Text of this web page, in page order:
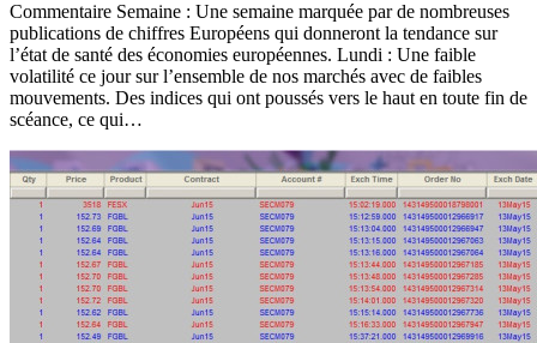
Commentaire Semaine : Une semaine marquée par de nombreuses
publications de chiffres Européens qui donneront la tendance sur
l’état de santé des économies européennes. Lundi : Une faible
volatilité ce jour sur l’ensemble de nos marchés avec de faibles
mouvements. Des indices qui ont poussés vers le haut en toute fin de
scéance, ce qui…